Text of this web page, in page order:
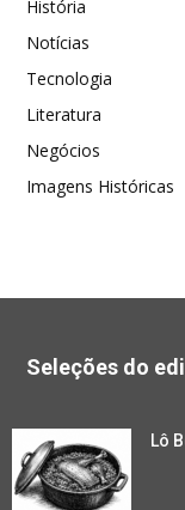
História
Notícias
Tecnologia
Literatura
Negócios
Imagens Históricas
Seleções do
Lô